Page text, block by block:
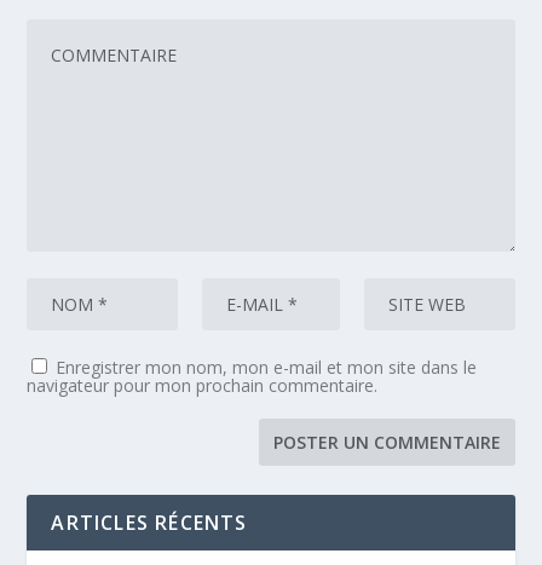
Enregistrer mon nom, mon e-mail et mon site dans le
navigateur pour mon prochain commentaire.
ARTICLES RÉCENTS